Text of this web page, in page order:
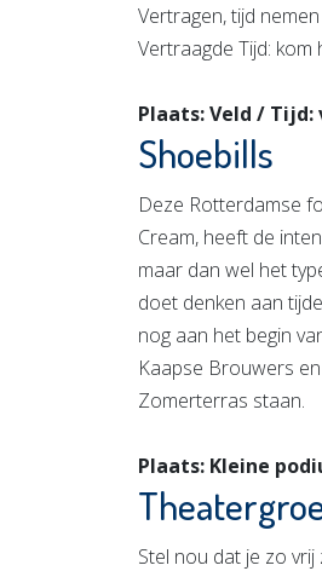
Vertragen, tijd
Vertraagde Tijd:
Plaats: Veld / Tijd:
Shoebills
Deze Rotterdamse
Cream, heeft de
maar dan wel het
doet denken aan
nog aan het begin
Kaapse Brouwers
Zomerterras staan.
Plaats: Kleine
Stel nou dat je zo